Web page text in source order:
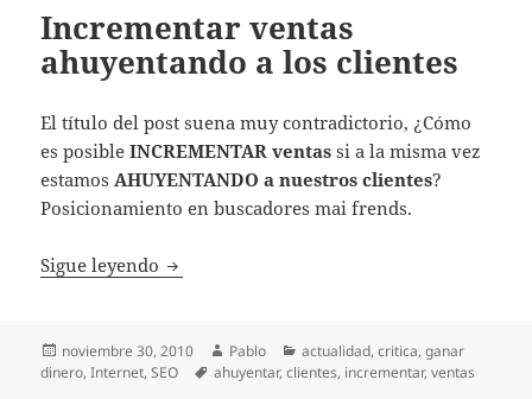
Incrementar ventas
ahuyentando a los clientes
El título del post suena muy contradictorio, ¿Cómo
es posibleINCREMENTAR ventas si a la misma vez
estamosAHUYENTANDO a nuestros clientes?
Posicionamiento en buscadores mai frends.
Sigue leyendo Incrementar ventas ahuyentando a los
Publicado
el
noviembre 30, 2010 Autor
Pablo Categorías
actualidad,critica,ganar
dinero,Internet,SEO Etiquetas
ahuyentar,clientes, incrementar,ventas